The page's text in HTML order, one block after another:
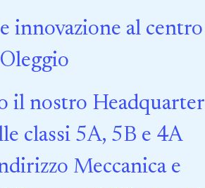
innovazione al centro
il nostro Headquarter
classi 5A, 5B e 4A
Meccanica e